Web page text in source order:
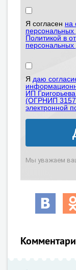
Я согласен на
персональных
Политикой в
Я даю
ИП
(ОГРНИП
электронной
Мы уважаем